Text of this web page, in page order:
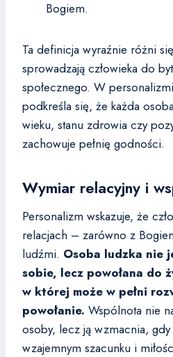
Bogiem.
Ta definicja wyraźnie różni
sprowadzają człowieka do
społecznego. W
podkreśla się, że każda
wieku, stanu zdrowia czy
zachowuje pełnię godności.
Wymiar relacyjny i
Personalizm wskazuje, że
relacjach – zarówno z
ludźmi. Osoba ludzka nie
sobie, lecz powołana do
w której może w pełni
powołanie. Wspólnota nie
osoby, lecz ją wzmacnia,
wzajemnym szacunku i